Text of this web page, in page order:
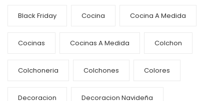
Black Friday Cocina Cocina A Medida
Cocinas Cocinas A Medida Colchon
Colchoneria Colchones Colores
Decoracion Decoracion Navideña